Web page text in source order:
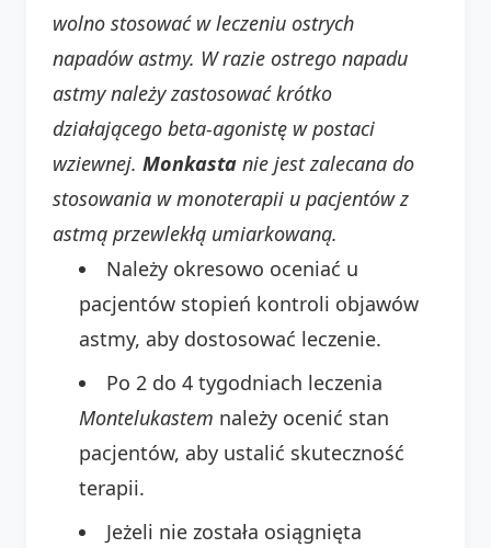
wolno stosować w leczeniu ostrych
napadów astmy. W razie ostrego napadu
astmy należy zastosować krótko
działającego beta-agonistę w postaci
wziewnej. Monkasta nie jest zalecana do
stosowania w monoterapii u pacjentów z
astmą przewlekłą umiarkowaną.
Należy okresowo oceniać u
pacjentów stopień kontroli objawów
astmy, aby dostosować leczenie.
Po 2 do 4 tygodniach leczenia
Montelukastem należy ocenić stan
pacjentów, aby ustalić skuteczność
terapii.
Jeżeli nie została osiągnięta